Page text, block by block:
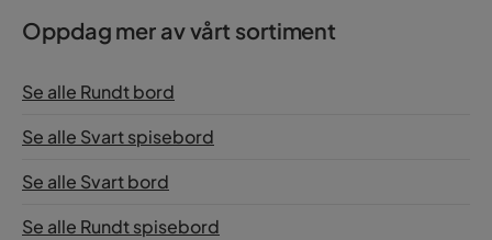
Oppdag mer av vårt sortiment
Se alle Rundt bord
Se alle Svart spisebord
Se alle Svart bord
Se alle Rundt spisebord